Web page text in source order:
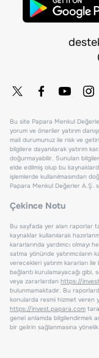
Bu site Papara Menkul
yorum ve öneriler yatırım
mali durumunuz ile risk ve
bilgilere dayanılarak yatırım
doğurmayabilir. Sunulan
elde edilmiş olup bu
işlemlerde kullanılmasından
Papara Menkul Değerler A.Ş.
Çekince Notu
Bu sayfada yer alan raporlar
kaynaklar kullanılarak
kararlarında yardımcı olmayı
satma yönünde yatırımcıların
verecekleri yatırım kararları
bağlantı kurulamayacağı gibi,
veya zararlardan https://
bulunmamaktadır. Bu
konularda resmi hizmet veren
https://invest.papara.com
genel anlamda bilgilendirmek
bir gelirin sağlanmasına